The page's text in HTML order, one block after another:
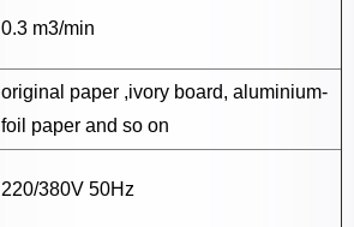
0.3 m3/min
original paper ,ivory board, aluminium-
foil paper and so on
220/380V 50Hz